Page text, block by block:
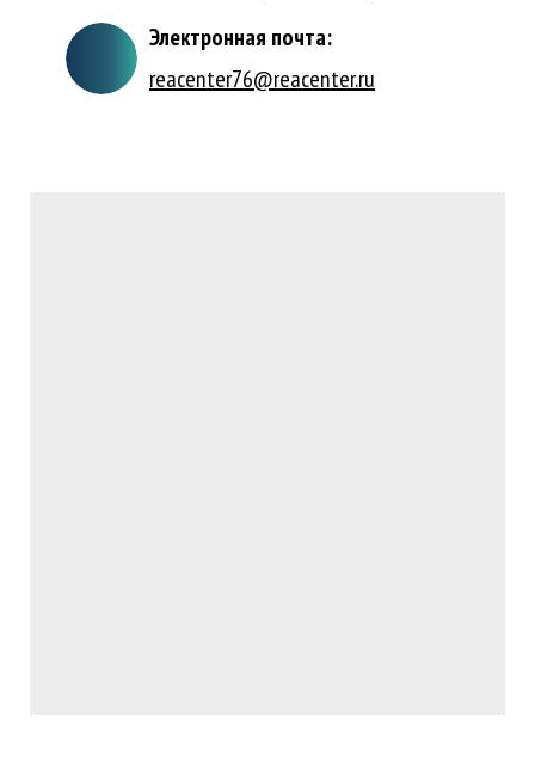
Электронная почта:
reacenter76@reacenter.ru